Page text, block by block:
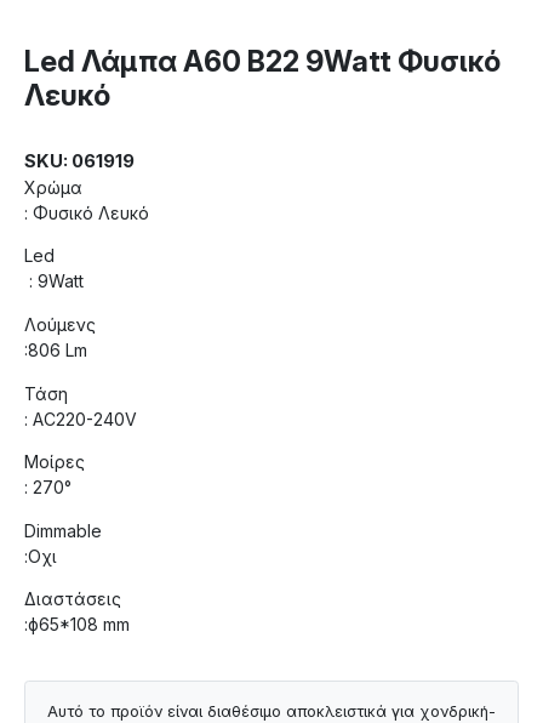
Led Λάμπα A60 B22 9Watt Φυσικό
Λευκό
SKU: 061919
Χρώμα
: Φυσικό Λευκό
Led
: 9Watt
Λούμενς
:806 Lm
Τάση
: AC220-240V
Μοίρες
: 270°
Dimmable
:Οχι
Διαστάσεις
:ф65*108 mm
Αυτό το προϊόν είναι διαθέσιμο αποκλειστικά για χονδρική-